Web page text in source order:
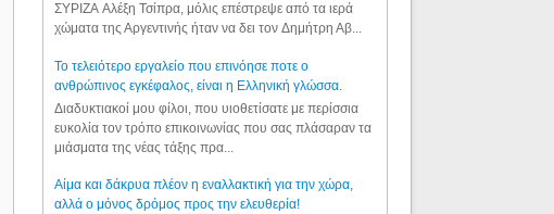
ΣΥΡΙΖΑ Αλέξη Τσίπρα, μόλις επέστρεψε από τα ιερά
χώματα της Αργεντινής ήταν να δει τον Δημήτρη Αβ...
Το τελειότερο εργαλείο που επινόησε ποτε ο
ανθρώπινος εγκέφαλος, είναι η Ελληνική γλώσσα.
Διαδυκτιακοί μου φίλοι, που υιοθετίσατε με περίσσια
ευκολία τον τρόπο επικοινωνίας που σας πλάσαραν τα
μιάσματα της νέας τάξης πρα...
Αίμα και δάκρυα πλέον η εναλλακτική για την χώρα,
αλλά ο μόνος δρόμος προς την ελευθερία!